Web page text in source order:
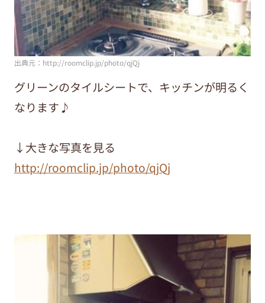
出典元：http://roomclip.jp/photo/qjQj
グリーンのタイルシートで、キッチンが明るく
なります♪
↓大きな写真を見る
http://roomclip.jp/photo/qjQj